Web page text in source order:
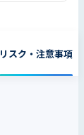
リスク・注意事項